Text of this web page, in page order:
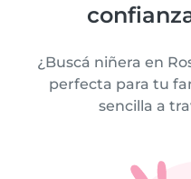
¿Buscá niñera en
perfecta para tu
sencilla a